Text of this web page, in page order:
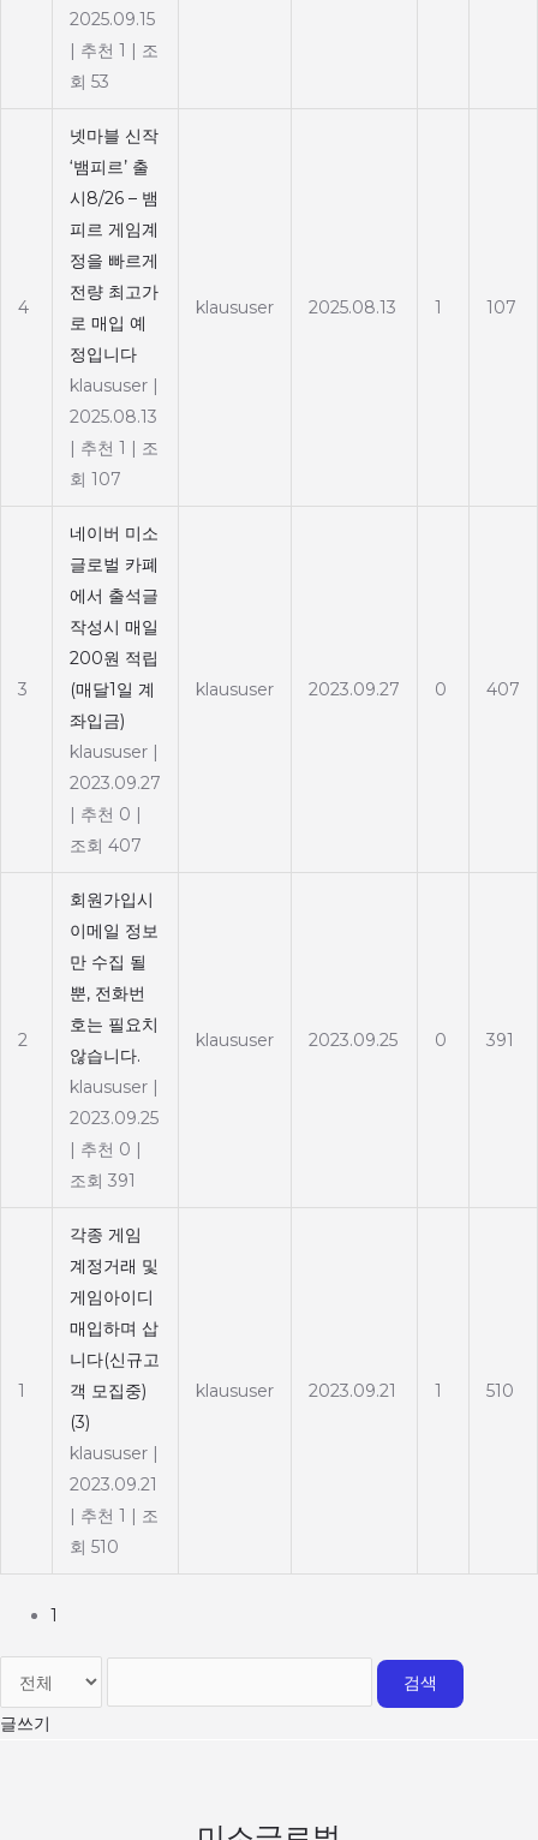
2025.09.15
| 추천 1 | 조
회 53
4
넷마블 신작
‘뱀피르’ 출
시8/26 – 뱀
피르 게임계
정을 빠르게
전량 최고가
로 매입 예
정입니다
klaususer |
2025.08.13
| 추천 1 | 조
회 107
klaususer 2025.08.13 1 107
3
네이버 미소
글로벌 카폐
에서 출석글
작성시 매일
200원 적립
(매달1일 계
좌입금)
klaususer |
2023.09.27
| 추천 0 |
조회 407
klaususer 2023.09.27 0 407
2
회원가입시
이메일 정보
만 수집 될
뿐, 전화번
호는 필요치
않습니다.
klaususer |
2023.09.25
| 추천 0 |
조회 391
klaususer 2023.09.25 0 391
1
각종 게임
계정거래 및
게임아이디
매입하며 삽
니다(신규고
객 모집중)
(3)
klaususer |
2023.09.21
| 추천 1 | 조
회 510
klaususer 2023.09.21 1 510
1
검색
글쓰기